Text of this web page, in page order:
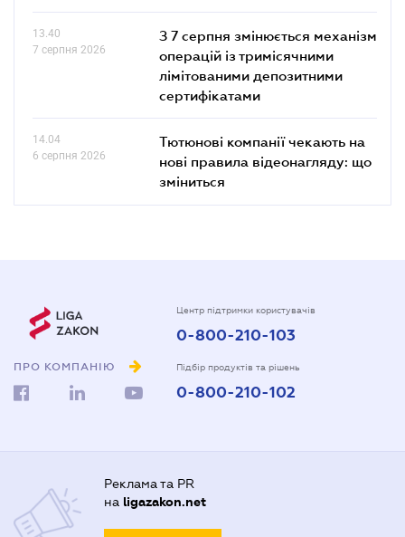
13.40
7 серпня 2026
З 7 серпня змінюється механізм
операцій із тримісячними
лімітованими депозитними
сертифікатами
14.04
6 серпня 2026
Тютюнові компанії чекають на
нові правила відеонагляду: що
зміниться
ПРО КОМПАНІЮ
Центр підтримки користувачів
0-800-210-103
Підбір продуктів та рішень
0-800-210-102
Реклама та PR
на ligazakon.net